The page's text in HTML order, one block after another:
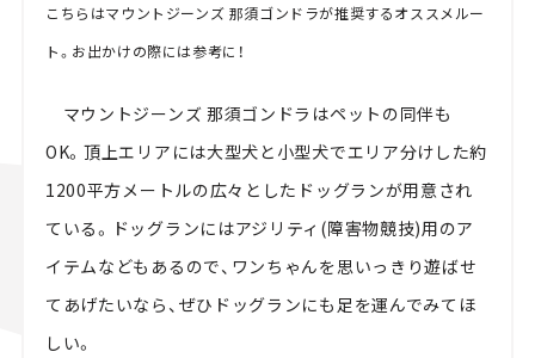
こちらはマウントジーンズ 那須ゴンドラが推奨するオススメルー
ト。お出かけの際には参考に！
マウントジーンズ 那須ゴンドラはペットの同伴も
OK。頂上エリアには大型犬と小型犬でエリア分けした約
1200平方メートルの広々としたドッグランが用意され
ている。ドッグランにはアジリティ(障害物競技)用のア
イテムなどもあるので、ワンちゃんを思いっきり遊ばせ
てあげたいなら、ぜひドッグランにも足を運んでみてほ
しい。